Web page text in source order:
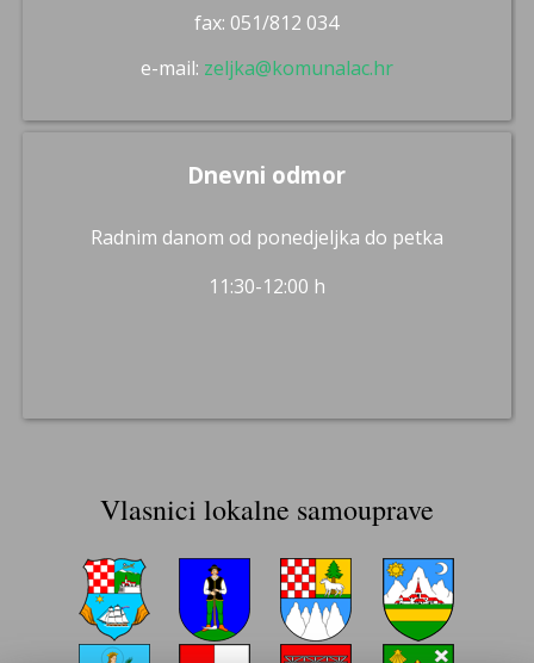
fax: 051/812 034
e-mail: zeljka@komunalac.hr
Dnevni odmor
Radnim danom od ponedjeljka do petka
11:30-12:00 h
Vlasnici lokalne samouprave